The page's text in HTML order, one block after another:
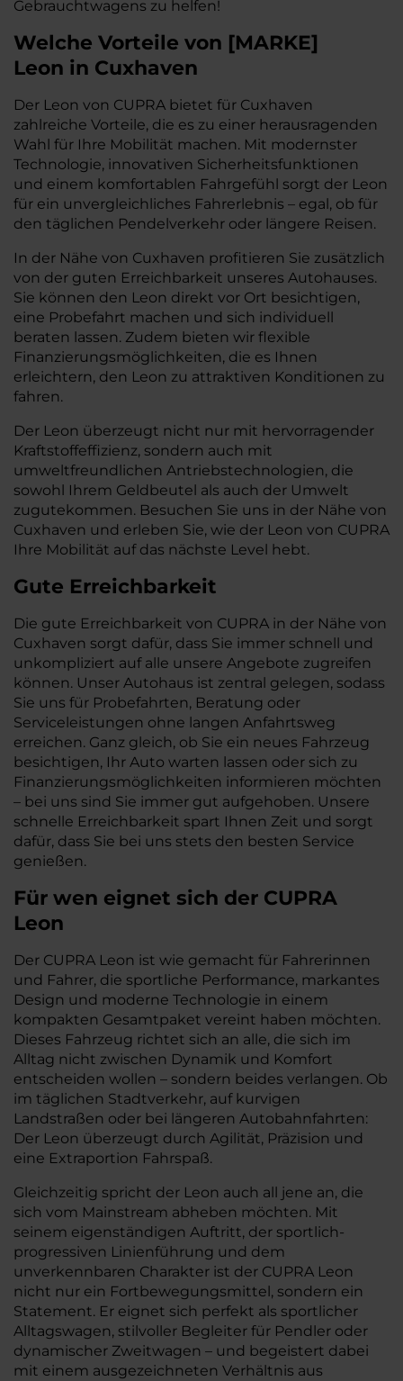
Gebrauchtwagens zu helfen!
Welche Vorteile von [MARKE]
Leon in Cuxhaven
Der Leon von CUPRA bietet für Cuxhaven
zahlreiche Vorteile, die es zu einer herausragenden
Wahl für Ihre Mobilität machen. Mit modernster
Technologie, innovativen Sicherheitsfunktionen
und einem komfortablen Fahrgefühl sorgt der Leon
für ein unvergleichliches Fahrerlebnis – egal, ob für
den täglichen Pendelverkehr oder längere Reisen.
In der Nähe von Cuxhaven profitieren Sie zusätzlich
von der guten Erreichbarkeit unseres Autohauses.
Sie können den Leon direkt vor Ort besichtigen,
eine Probefahrt machen und sich individuell
beraten lassen. Zudem bieten wir flexible
Finanzierungsmöglichkeiten, die es Ihnen
erleichtern, den Leon zu attraktiven Konditionen zu
fahren.
Der Leon überzeugt nicht nur mit hervorragender
Kraftstoffeffizienz, sondern auch mit
umweltfreundlichen Antriebstechnologien, die
sowohl Ihrem Geldbeutel als auch der Umwelt
zugutekommen. Besuchen Sie uns in der Nähe von
Cuxhaven und erleben Sie, wie der Leon von CUPRA
Ihre Mobilität auf das nächste Level hebt.
Gute Erreichbarkeit
Die gute Erreichbarkeit von CUPRA in der Nähe von
Cuxhaven sorgt dafür, dass Sie immer schnell und
unkompliziert auf alle unsere Angebote zugreifen
können. Unser Autohaus ist zentral gelegen, sodass
Sie uns für Probefahrten, Beratung oder
Serviceleistungen ohne langen Anfahrtsweg
erreichen. Ganz gleich, ob Sie ein neues Fahrzeug
besichtigen, Ihr Auto warten lassen oder sich zu
Finanzierungsmöglichkeiten informieren möchten
– bei uns sind Sie immer gut aufgehoben. Unsere
schnelle Erreichbarkeit spart Ihnen Zeit und sorgt
dafür, dass Sie bei uns stets den besten Service
genießen.
Für wen eignet sich der CUPRA
Leon
Der CUPRA Leon ist wie gemacht für Fahrerinnen
und Fahrer, die sportliche Performance, markantes
Design und moderne Technologie in einem
kompakten Gesamtpaket vereint haben möchten.
Dieses Fahrzeug richtet sich an alle, die sich im
Alltag nicht zwischen Dynamik und Komfort
entscheiden wollen – sondern beides verlangen. Ob
im täglichen Stadtverkehr, auf kurvigen
Landstraßen oder bei längeren Autobahnfahrten:
Der Leon überzeugt durch Agilität, Präzision und
eine Extraportion Fahrspaß.
Gleichzeitig spricht der Leon auch all jene an, die
sich vom Mainstream abheben möchten. Mit
seinem eigenständigen Auftritt, der sportlich-
progressiven Linienführung und dem
unverkennbaren Charakter ist der CUPRA Leon
nicht nur ein Fortbewegungsmittel, sondern ein
Statement. Er eignet sich perfekt als sportlicher
Alltagswagen, stilvoller Begleiter für Pendler oder
dynamischer Zweitwagen – und begeistert dabei
mit einem ausgezeichneten Verhältnis aus